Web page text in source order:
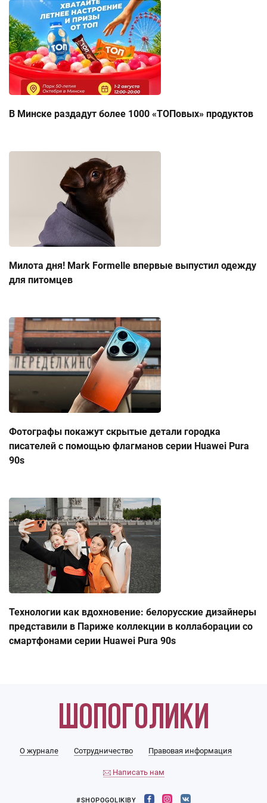
В Минске раздадут более 1000 «ТОПовых» продуктов
Милота дня! Mark Formelle впервые выпустил одежду
для питомцев
Фотографы покажут скрытые детали городка
писателей с помощью флагманов серии Huawei Pura
90s
Технологии как вдохновение: белорусские дизайнеры
представили в Париже коллекции в коллаборации со
смартфонами серии Huawei Pura 90s
О журнале Сотрудничество Правовая информация
Написать нам
#SHOPOGOLIKIBY